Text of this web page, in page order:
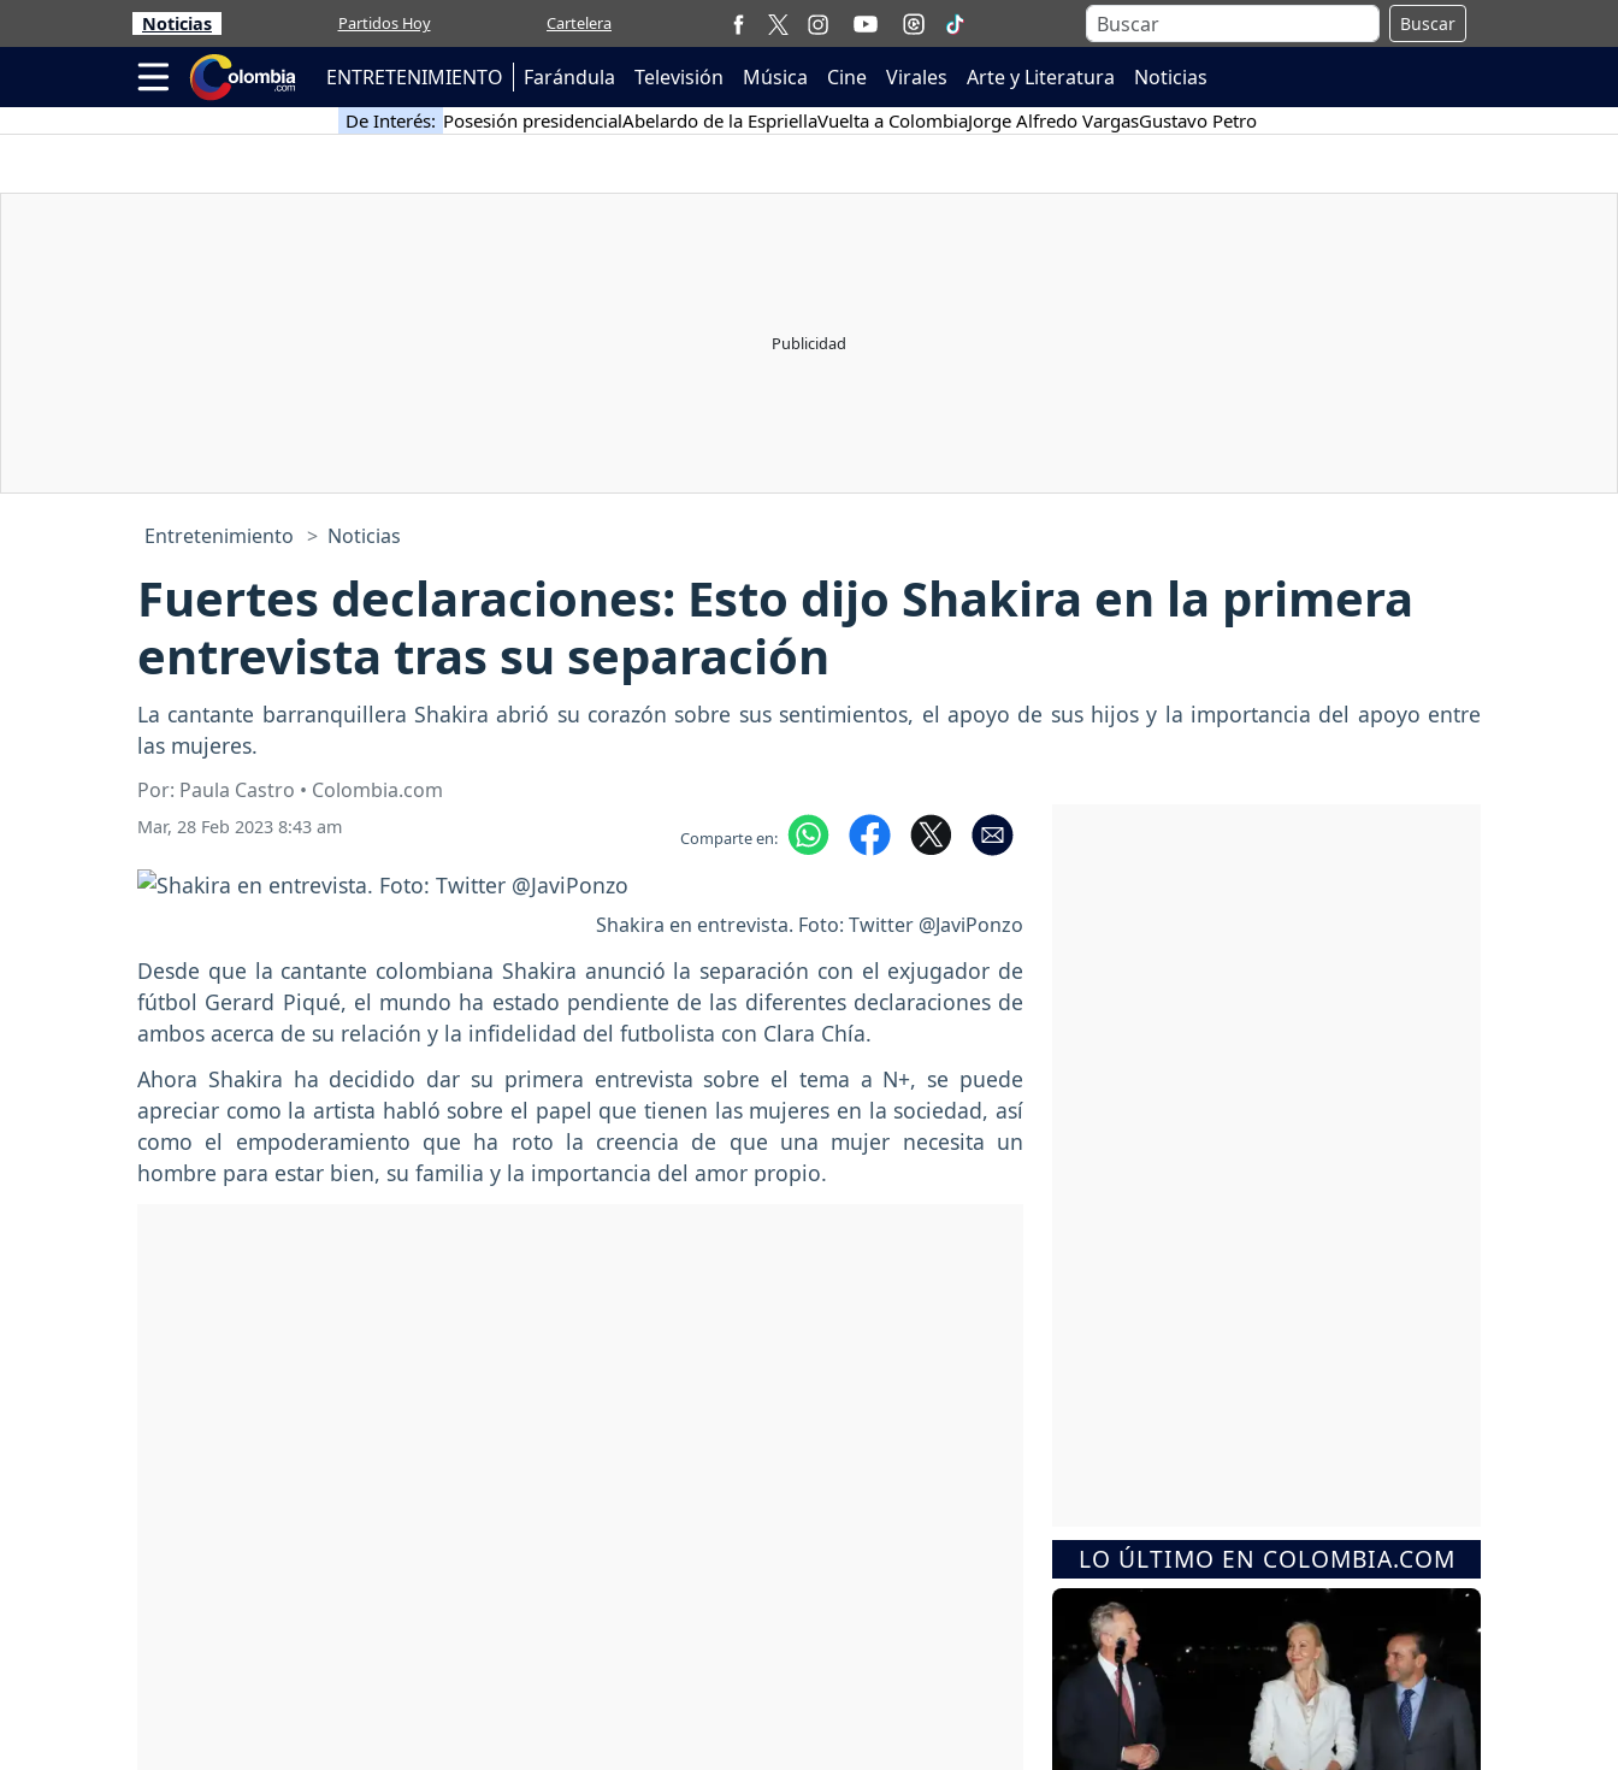
Noticias Partidos Hoy Cartelera Buscar
ENTRETENIMIENTO Farándula Televisión Música Cine Virales Arte y Literatura Noticias
De Interés: Posesión presidencialAbelardo de la EspriellaVuelta a ColombiaJorge Alfredo VargasGustavo Petro
Entretenimiento Noticias
Fuertes declaraciones: Esto dijo Shakira en la primera
entrevista tras su separación
La cantante barranquillera Shakira abrió su corazón sobre sus sentimientos, el apoyo de sus hijos y la importancia del apoyo entre
las mujeres.
Por: Paula Castro • Colombia.com
Mar, 28 Feb 2023 8:43 am Comparte en:
Shakira en entrevista. Foto: Twitter @JaviPonzo
Desde que la cantante colombiana Shakira anunció la separación con el exjugador de
fútbol Gerard Piqué, el mundo ha estado pendiente de las diferentes declaraciones de
ambos acerca de su relación y la infidelidad del futbolista con Clara Chía.
Ahora Shakira ha decidido dar su primera entrevista sobre el tema a N+, se puede
apreciar como la artista habló sobre el papel que tienen las mujeres en la sociedad, así
como el empoderamiento que ha roto la creencia de que una mujer necesita un
hombre para estar bien, su familia y la importancia del amor propio.
LO ÚLTIMO EN COLOMBIA.COM